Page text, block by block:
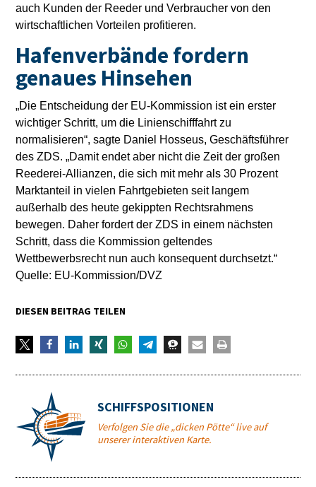
auch Kunden der Reeder und Verbraucher von den
wirtschaftlichen Vorteilen profitieren.
Hafenverbände fordern
genaues Hinsehen
„Die Entscheidung der EU-Kommission ist ein erster
wichtiger Schritt, um die Linienschifffahrt zu
normalisieren“, sagte Daniel Hosseus, Geschäftsführer
des ZDS. „Damit endet aber nicht die Zeit der großen
Reederei-Allianzen, die sich mit mehr als 30 Prozent
Marktanteil in vielen Fahrtgebieten seit langem
außerhalb des heute gekippten Rechtsrahmens
bewegen. Daher fordert der ZDS in einem nächsten
Schritt, dass die Kommission geltendes
Wettbewerbsrecht nun auch konsequent durchsetzt.“
Quelle: EU-Kommission/DVZ
DIESEN BEITRAG TEILEN
SCHIFFSPOSITIONEN
Verfolgen Sie die „dicken Pötte“ live auf
unserer interaktiven Karte.